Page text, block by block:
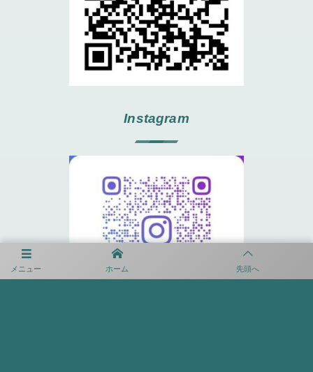
メニュー ホーム 先頭へ
Instagram